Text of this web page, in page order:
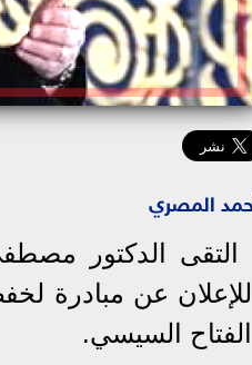
المصري
التقى الدكتور
للإعلان عن مبادرة
الفتاح السيسي.